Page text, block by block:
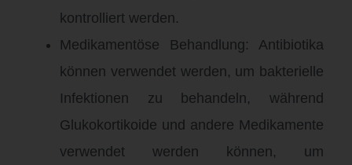
kontrolliert werden.
Medikamentöse Behandlung: Antibiotika
können verwendet werden, um bakterielle
Infektionen zu behandeln, während
Glukokortikoide und andere Medikamente
verwendet werden können, um